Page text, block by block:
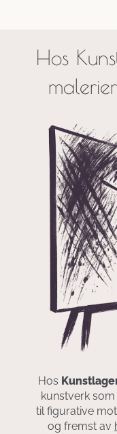
Hos
Hos
kunstverk
til figurative
og fremst av